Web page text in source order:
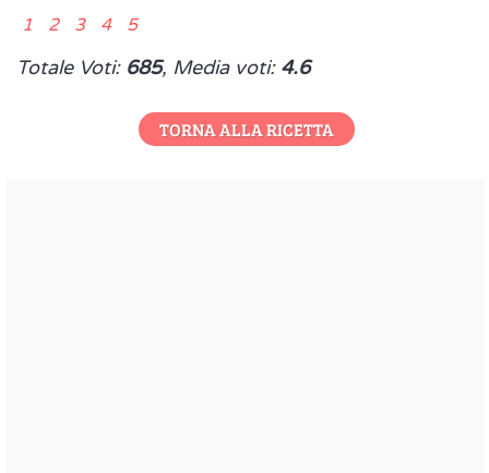
1 2 3 4 5
Totale Voti: 685, Media voti: 4.6
TORNA ALLA RICETTA